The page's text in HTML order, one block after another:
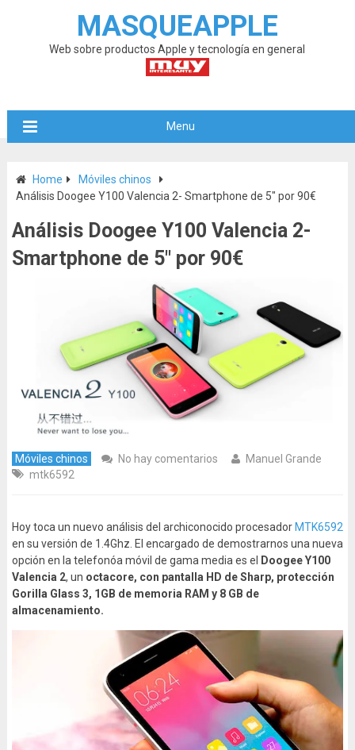
MASQUEAPPLE
Web sobre productos Apple y tecnología en general
Menu
Home
Móviles chinos
Análisis Doogee Y100 Valencia 2- Smartphone de 5″ por 90€
Análisis Doogee Y100 Valencia 2-
Smartphone de 5″ por 90€
Móviles chinos No hay comentarios
Manuel Grande
mtk6592
Hoy toca un nuevo análisis del archiconocido procesador MTK6592
en su versión de 1.4Ghz. El encargado de demostrarnos una nueva
opción en la telefonóa móvil de gama media es el
Doogee Y100
Valencia 2, un octacore, con pantalla HD de Sharp, protección
Gorilla Glass 3, 1GB de memoria RAM y 8 GB de
almacenamiento.